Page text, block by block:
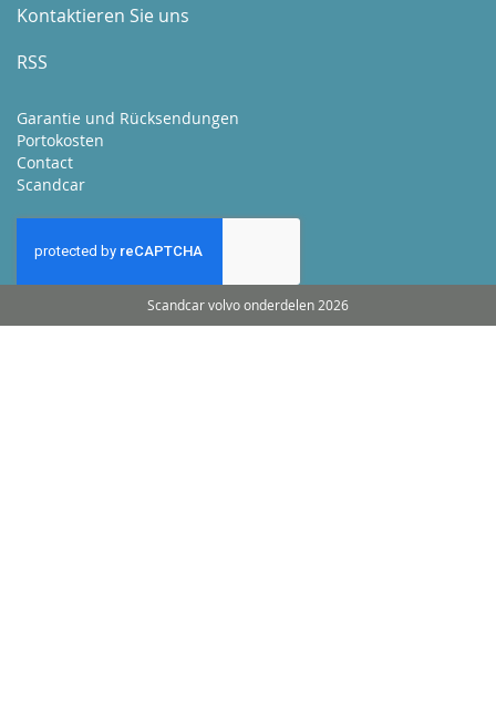
Kontaktieren Sie uns
RSS
Garantie und Rücksendungen
Portokosten
Contact
Scandcar
Scandcar volvo onderdelen 2026